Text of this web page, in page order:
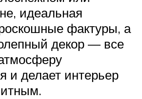
идеальная
фактуры, а
декор — все
и делает интерьер